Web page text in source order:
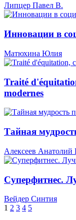
Липцер Павел В.
Инновации в
Матюхина Юлия
Traité
modernes
Тайная
Алексеев Анатолий
Суперфитнес.
Вейдер Синтия
1 2 3 4 5